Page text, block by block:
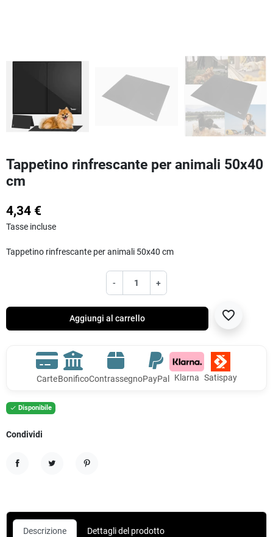
Tappetino rinfrescante per animali 50x40
cm
4,34 €
Tasse incluse
Tappetino rinfrescante per animali 50x40 cm
- +
Aggiungi al carrello favorite_border
CarteBonificoContrassegnoPayPal Klarna Satispay
 Disponibile
Condividi
Descrizione Dettagli del prodotto